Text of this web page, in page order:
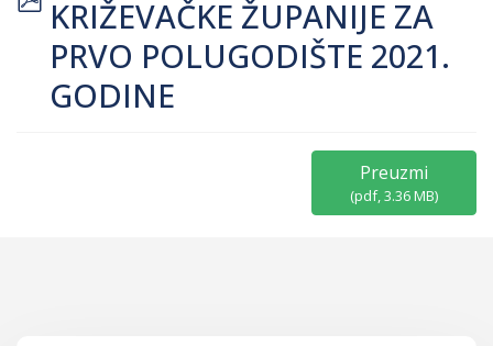
KRIŽEVAČKE ŽUPANIJE ZA
PRVO POLUGODIŠTE 2021.
GODINE
Preuzmi
(pdf,3.36 MB)